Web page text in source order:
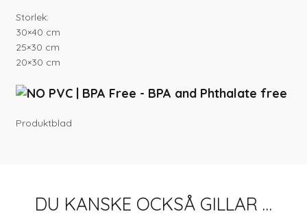
Storlek:
30×40 cm
25×30 cm
20×30 cm
Produktblad
DU KANSKE OCKSÅ GILLAR …